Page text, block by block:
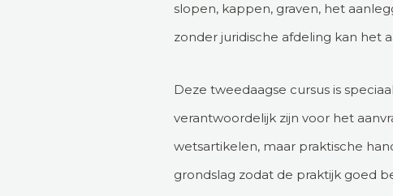
slopen, kappen, graven, het
zonder juridische afdeling kan het
Deze tweedaagse cursus is
verantwoordelijk zijn voor het
wetsartikelen, maar praktische
grondslag zodat de praktijk goed